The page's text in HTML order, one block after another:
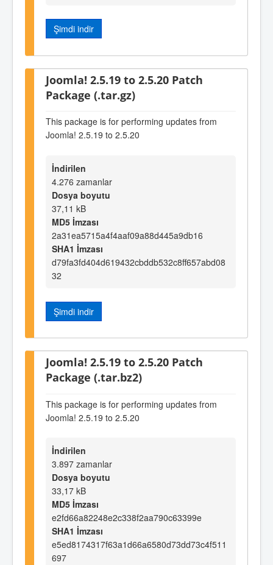
Şimdi indir
Joomla! 2.5.19 to 2.5.20 Patch
Package (.tar.gz)
This package is for performing updates from
Joomla! 2.5.19 to 2.5.20
İndirilen
4.276 zamanlar
Dosya boyutu
37,11 kB
MD5 İmzası
2a31ea5715a4f4aaf09a88d445a9db16
SHA1 İmzası
d79fa3fd404d619432cbddb532c8ff657abd08
32
Şimdi indir
Joomla! 2.5.19 to 2.5.20 Patch
Package (.tar.bz2)
This package is for performing updates from
Joomla! 2.5.19 to 2.5.20
İndirilen
3.897 zamanlar
Dosya boyutu
33,17 kB
MD5 İmzası
e2fd66a82248e2c338f2aa790c63399e
SHA1 İmzası
e5ed8174317f63a1d66a6580d73dd73c4f511
697